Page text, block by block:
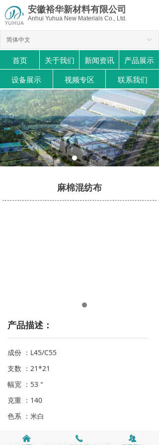
首页 关于我们 新闻资讯
产品展示
设备展示
视频专区 联系我们
ꀅ
简体中文
安徽裕华新材料有限公司
Anhui Yuhua New Materials Co., Ltd.
麻棉混纺布
成份 ：L45/C55
支数 ：21*21
幅宽 ：53＂
克重 ：140
色系 ：米白
产品描述：
낀 끅 뀡